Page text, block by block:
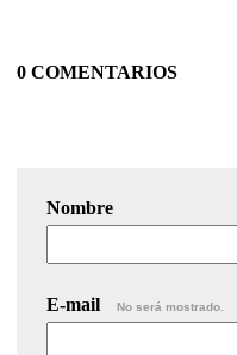
0 COMENTARIOS
Nombre
E-mail No será mostrado.